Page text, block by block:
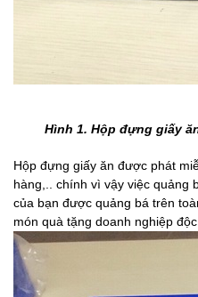
Hình 1. Hộp đựng giấy
Hộp đựng giấy ăn được phát
hàng,.. chính vì vậy việc quảng
của bạn được quảng bá trên
món quà tặng doanh nghiệp